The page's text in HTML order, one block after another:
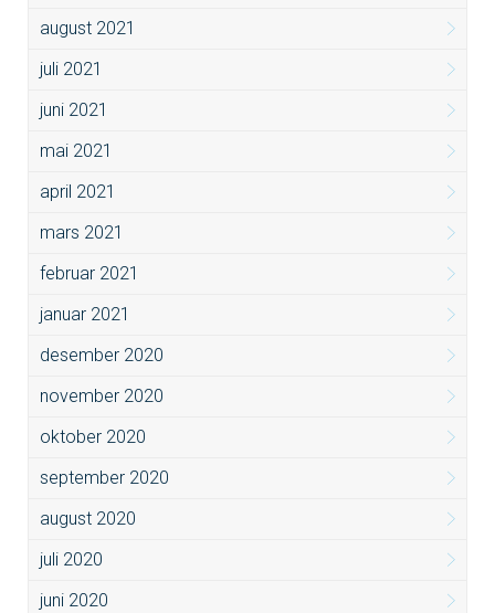
august 2021
juli 2021
juni 2021
mai 2021
april 2021
mars 2021
februar 2021
januar 2021
desember 2020
november 2020
oktober 2020
september 2020
august 2020
juli 2020
juni 2020